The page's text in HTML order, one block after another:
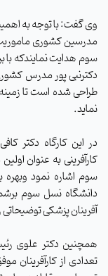
وی گفت: با توجه به
مدرسین کشوری
سوم هدایت نمایندکه
دکترنبی پور مدرس
طراحی شده است تا زمینه
نماید.
در این کارگاه دکتر
کارآفرینی به عنوان
سوم اشاره نمود وبهره
دانشگاه نسل سوم
آفرینان پزشکی توضیحاتی
همچنین دکتر علوی
تعدادی از